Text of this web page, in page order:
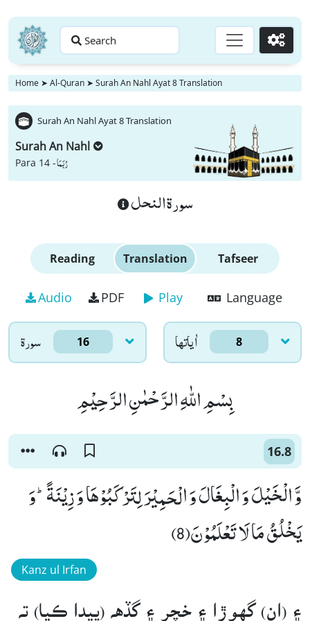
Search Go
Home ➤ Al-Quran ➤ Surah An Nahl Ayat 8 Translation
Surah An Nahl Ayat 8 Translation
Surah An Nahl
Para 14 -رُبَمَا
سورة النحل
Reading Translation Tafseer
Audio PDF Play Language
سورۃ 16 اٰياتها 8
بِسْمِ اللّٰهِ الرَّحْمٰنِ الرَّحِیْمِ
16.8
وَّ الْخَیْلَ وَ الْبِغَالَ وَ الْحَمِیْرَ لِتَرْكَبُوْهَا وَ زِیْنَةًؕ-وَ
یَخْلُقُ مَا لَا تَعْلَمُوْنَ(8)
Kanz ul Irfan
۽ (ان) گهوڙا ۽ خچر ۽ گڏهه (پيدا ڪيا) ته